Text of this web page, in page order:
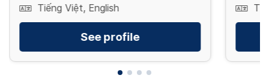
Tiếng Việt, English
See profile